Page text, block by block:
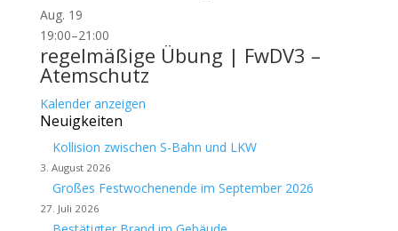
Aug. 19
19:00–21:00
regelmäßige Übung | FwDV3 –
Atemschutz
Kalender anzeigen
Neuigkeiten
Kollision zwischen S-Bahn und LKW
3. August 2026
Großes Festwochenende im September 2026
27. Juli 2026